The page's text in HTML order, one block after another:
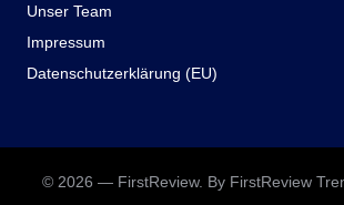
Unser Team
Impressum
Datenschutzerklärung (EU)
© 2026 — FirstReview. By FirstReview